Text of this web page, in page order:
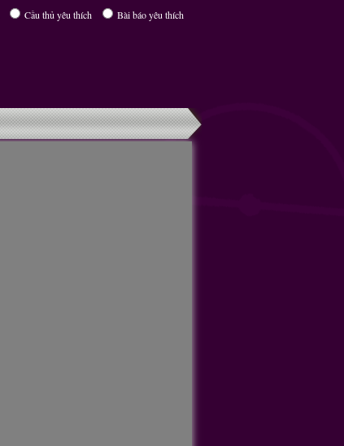
Cầu thủ yêu thích Bài báo yêu thích